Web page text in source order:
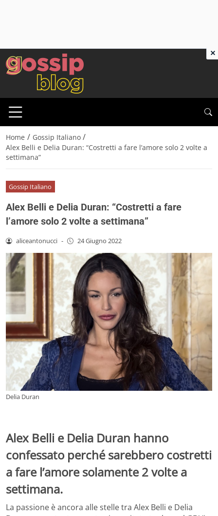
Home / Gossip Italiano /
Alex Belli e Delia Duran: “Costretti a fare l’amore solo 2 volte a
settimana”
Gossip Italiano
Alex Belli e Delia Duran: “Costretti a fare
l’amore solo 2 volte a settimana”
aliceantonucci - 24 Giugno 2022
Delia Duran
Alex Belli e Delia Duran hanno
confessato perché sarebbero costretti
a fare l’amore solamente 2 volte a
settimana.
La passione è ancora alle stelle tra Alex Belli e Delia
×